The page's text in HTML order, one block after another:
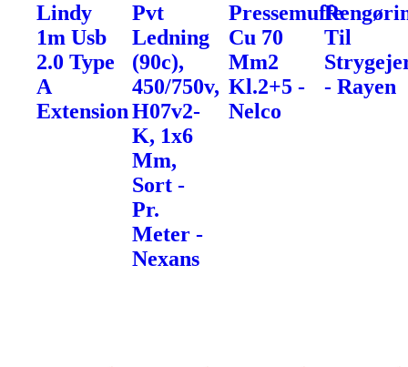
Lindy
1m Usb
2.0 Type
A
Extension
Pvt
Ledning
(90c),
450/750v,
H07v2-
K, 1x6
Mm,
Sort -
Pr.
Meter -
Nexans
Pressemuffe
Cu 70
Mm2
Kl.2+5 -
Nelco
Til
- Rayen